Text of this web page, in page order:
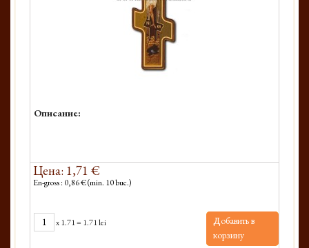
Описание:
Цена: 1,71 €
En-gross : 0,86 € (min. 10 buc.)
x1.71= 1.71 lei
Добавить в
корзину